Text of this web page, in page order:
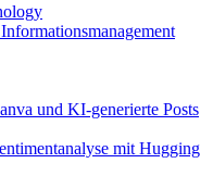
und KI-generierte Posts
mit Hugging